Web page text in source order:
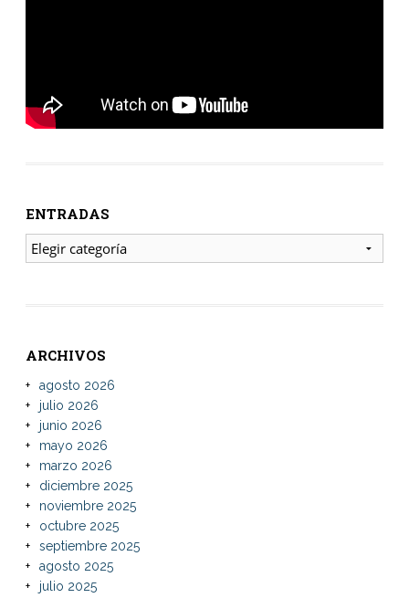
ENTRADAS
ENTRADAS
ARCHIVOS
agosto 2026
julio 2026
junio 2026
mayo 2026
marzo 2026
diciembre 2025
noviembre 2025
octubre 2025
septiembre 2025
agosto 2025
julio 2025